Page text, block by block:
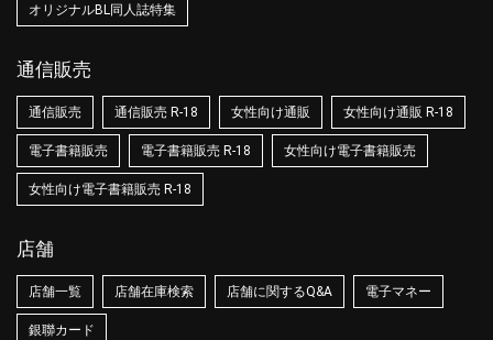
オリジナルBL同人誌特集
通信販売
通信販売 通信販売 R-18 女性向け通販 女性向け通販 R-18
電子書籍販売 電子書籍販売 R-18 女性向け電子書籍販売
女性向け電子書籍販売 R-18
店舗
店舗一覧 店舗在庫検索 店舗に関するQ&A 電子マネー
銀聯カード